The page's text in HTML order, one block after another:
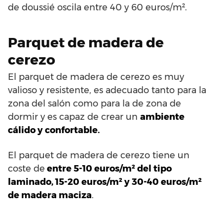
de doussié oscila entre 40 y 60 euros/m².
Parquet de madera de
cerezo
El parquet de madera de cerezo es muy
valioso y resistente, es adecuado tanto para la
zona del salón como para la de zona de
dormir y es capaz de crear un ambiente
cálido y confortable.
El parquet de madera de cerezo tiene un
coste de entre 5-10 euros/m² del tipo
laminado, 15-20 euros/m² y 30-40 euros/m²
de madera maciza.